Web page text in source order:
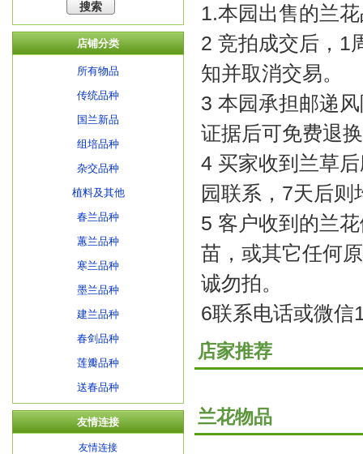
店铺分类
所有物品
传统品种
国兰新品
组培品种
杂交品种
植料及其他
春兰品种
蕙兰品种
寒兰品种
墨兰品种
建兰品种
春剑品种
莲瓣品种
送春品种
友情连接
友情连接
1.本园出售的兰
2 竞拍成交后，1
知并取消交易。
3 本园承担邮递
证据后可免费退
4 买家收到兰草
园联系，7天后则
5 客户收到的兰
苗，或其它任何
诚勿拍。
6联系电话或微信
店家推荐
兰花物品